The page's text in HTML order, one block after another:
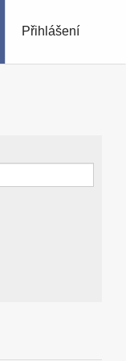
Přihlášení